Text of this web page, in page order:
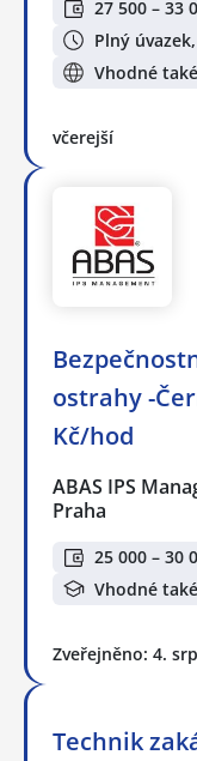
27 500 – 33
Plný
Vhodné
včerejší
ostrahy -
Kč/hod
ABAS IPS
Praha
25 000 – 30
Vhodné
Zveřejněno: 4.
Technik